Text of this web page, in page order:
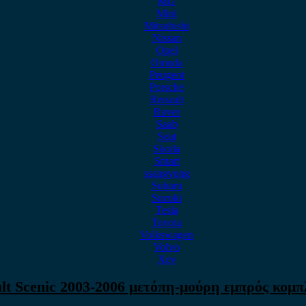
Mini
Mitsubishi
Nissan
Opel
Omoda
Peugeot
Porsche
Renault
Rover
Saab
Seat
Skoda
Smart
ssangyong
Subaru
Suzuki
Tesla
Toyota
Volkswagen
Volvo
Xev
Scenic 2003-2006 μετόπη-μούρη εμπρός